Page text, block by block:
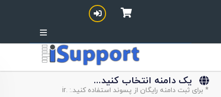
یک دامنه انتخاب کنید...
* برای ثبت دامنه رایگان از پسوند استفاده کنید.: .ir